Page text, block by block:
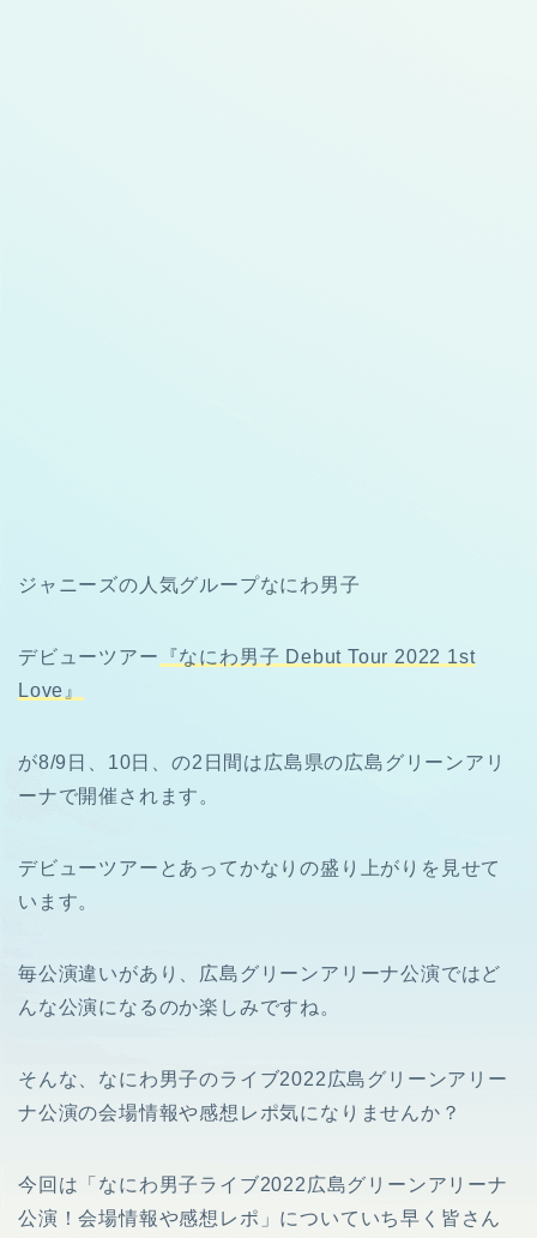
ジャニーズの人気グループなにわ男子
デビューツアー 『なにわ男子 Debut Tour 2022 1st
Love』
が8/9日、10日、の2日間は広島県の広島グリーンアリ
ーナで開催されます。
デビューツアーとあってかなりの盛り上がりを見せて
います。
毎公演違いがあり、広島グリーンアリーナ公演ではど
んな公演になるのか楽しみですね。
そんな、なにわ男子のライブ2022広島グリーンアリー
ナ公演の会場情報や感想レポ気になりませんか？
今回は「なにわ男子ライブ2022広島グリーンアリーナ
公演！会場情報や感想レポ」についていち早く皆さん